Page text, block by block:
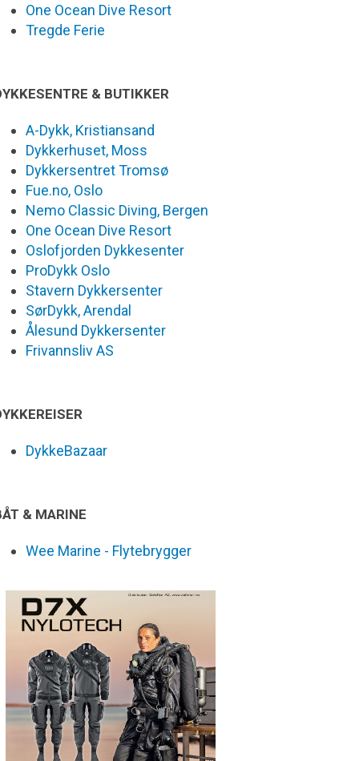
One Ocean Dive Resort
Tregde Ferie
& BUTIKKER
A-Dykk, Kristiansand
Dykkerhuset, Moss
Dykkersentret Tromsø
Fue.no, Oslo
Nemo Classic Diving, Bergen
One Ocean Dive Resort
Oslofjorden Dykkesenter
ProDykk Oslo
Stavern Dykkersenter
SørDykk, Arendal
Ålesund Dykkersenter
Frivannsliv AS
DykkeBazaar
& MARINE
Wee Marine - Flytebrygger